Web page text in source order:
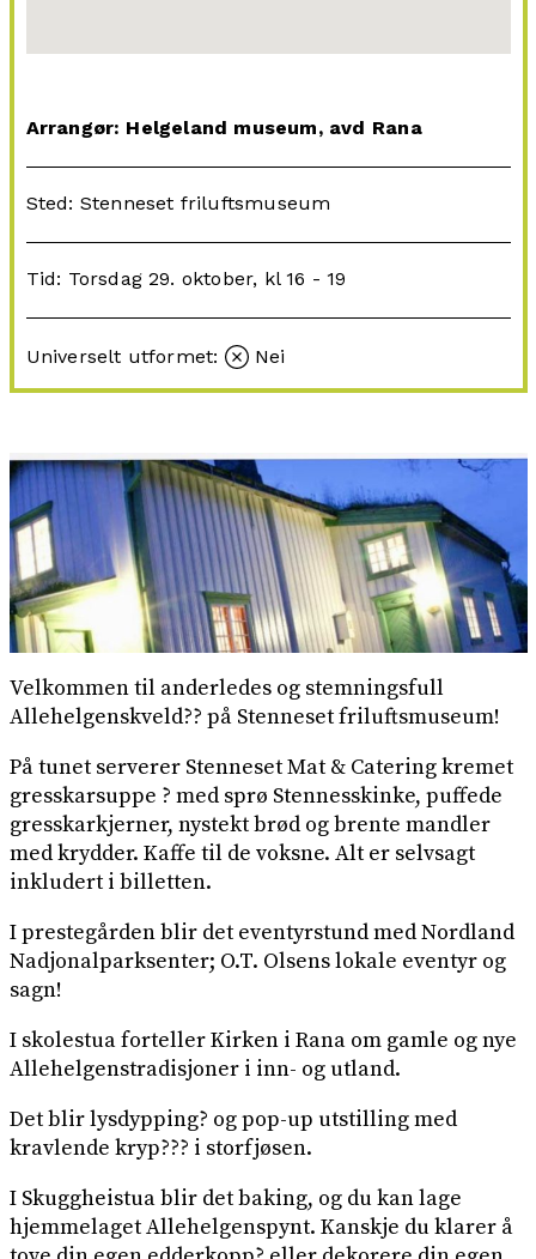
Arrangør: Helgeland museum, avd Rana
Sted: Stenneset friluftsmuseum
Tid: Torsdag 29. oktober, kl 16 - 19
Universelt utformet: Nei
Velkommen til anderledes og stemningsfull
Allehelgenskveld?? på Stenneset friluftsmuseum!
På tunet serverer Stenneset Mat & Catering kremet
gresskarsuppe ? med sprø Stennesskinke, puffede
gresskarkjerner, nystekt brød og brente mandler
med krydder. Kaffe til de voksne. Alt er selvsagt
inkludert i billetten.
I prestegården blir det eventyrstund med Nordland
Nadjonalparksenter; O.T. Olsens lokale eventyr og
sagn!
I skolestua forteller Kirken i Rana om gamle og nye
Allehelgenstradisjoner i inn- og utland.
Det blir lysdypping? og pop-up utstilling med
kravlende kryp??? i storfjøsen.
I Skuggheistua blir det baking, og du kan lage
hjemmelaget Allehelgenspynt. Kanskje du klarer å